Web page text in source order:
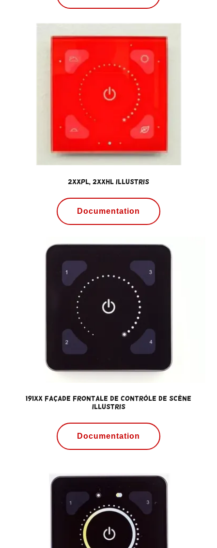
2XXPL, 2XXHL ILLUSTRIS
Documentation
191xx Façade frontale de contrôle de scène
ILLUSTRIS
Documentation